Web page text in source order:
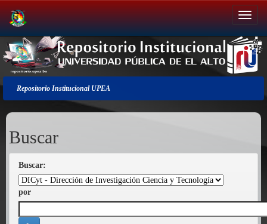
Salir
de
la
navegación
Repositorio Institucional UPEA
Buscar
Buscar:
por